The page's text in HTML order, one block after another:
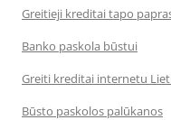
Greitieji kreditai tapo
Banko paskola būstui
Greiti kreditai internetu
Būsto paskolos palūkanos